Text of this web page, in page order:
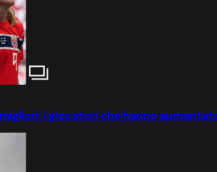
i giocatori che hanno